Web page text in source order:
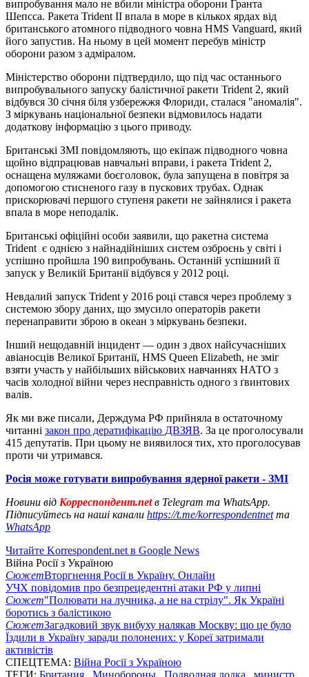
випробування мало не вбили міністра оборони Гранта
Шепсса. Ракета Trident II впала в море в кількох ярдах від
британського атомного підводного човна HMS Vanguard, який
його запустив. На ньому в цей момент перебув міністр
оборони разом з адміралом.
Міністерство оборони підтвердило, що під час останнього
випробувального запуску балістичної ракети Trident 2, який
відбувся 30 січня біля узбережжя Флориди, сталася "аномалія".
З міркувань національної безпеки відмовилось надати
додаткову інформацію з цього приводу.
Британські ЗМІ повідомляють, що екіпаж підводного човна
щойно відпрацював навчальні вправи, і ракета Trident 2,
оснащена муляжами боєголовок, була запущена в повітря за
допомогою стисненого газу в пускових трубах. Однак
прискорювачі першого ступеня ракети не зайнялися і ракета
впала в море неподалік.
Британські офіційні особи заявили, що ракетна система
Trident є однією з найнадійніших систем озброєнь у світі і
успішно пройшла 190 випробувань. Останній успішний її
запуск у Великій Британії відбувся у 2012 році.
Невдалий запуск Trident у 2016 році стався через проблему з
системою збору даних, що змусило операторів ракети
перенаправити зброю в океан з міркувань безпеки.
Інший нещодавній інцидент — один з двох найсучасніших
авіаносців Великої Британії, HMS Queen Elizabeth, не зміг
взяти участь у найбільших військових навчаннях НАТО з
часів холодної війни через несправність одного з ґвинтових
валів.
Як ми вже писали, Держдума РФ прийняла в остаточному
читанні закон про дератифікацію ДВЗЯВ. За це проголосували
415 депутатів. При цьому не виявилося тих, хто проголосував
проти чи утримався.
Росія може готувати випробування ядерної ракети - ЗМІ
Новини від Корреспондент.netв Telegram та WhatsApp.
Підписуйтесь на наші канали https://t.me/korrespondentnetта
WhatsApp
Читайте Korrespondent.net в Google News
Війна Росії з Україною
СюжетВторгнення Росії в Україну. Онлайн
УЧХ повідомив про безпрецедентні атаки РФ у липні
Сюжет"Полювати на лучника, а не на стрілу". Як Україні
боротись з балістикою
СюжетЗагадковий звук вибуху налякав Москву: що це було
Їздили в Україну заради полонених: у Кореї затримали
активістів
СПЕЦТЕМА: Війна Росії з Україною
ТЕГИ: Британия Минобороны Подводная лодка министр